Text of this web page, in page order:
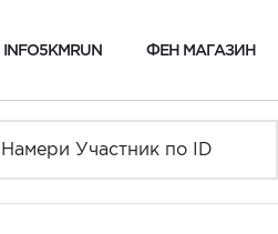
INFO5KMRUN ФЕН МАГАЗИН